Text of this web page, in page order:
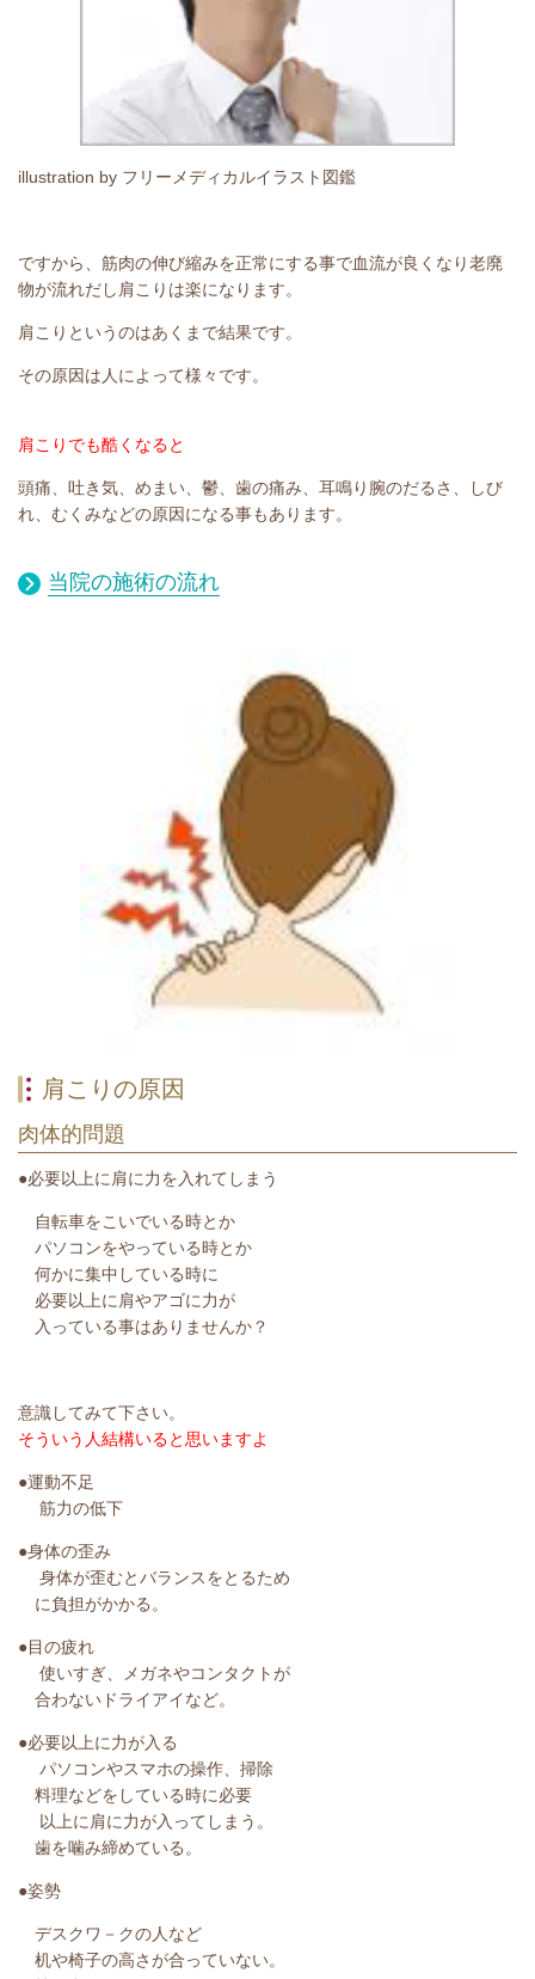
illustration by フリーメディカルイラスト図鑑
ですから、筋肉の伸び縮みを正常にする事で血流が良くなり老廃
物が流れだし肩こりは楽になります。
肩こりというのはあくまで結果です。
その原因は人によって様々です。
肩こりでも酷くなると
頭痛、吐き気、めまい、鬱、歯の痛み、耳鳴り腕のだるさ、しび
れ、むくみなどの原因になる事もあります。
当院の施術の流れ
肩こりの原因
肉体的問題
●必要以上に肩に力を入れてしまう
自転車をこいでいる時とか
パソコンをやっている時とか
何かに集中している時に
必要以上に肩やアゴに力が
入っている事はありませんか？
意識してみて下さい。
そういう人結構いると思いますよ
●運動不足
筋力の低下
●身体の歪み
身体が歪むとバランスをとるため
に負担がかかる。
●目の疲れ
使いすぎ、メガネやコンタクトが
合わないドライアイなど。
●必要以上に力が入る
パソコンやスマホの操作、掃除
料理などをしている時に必要
以上に肩に力が入ってしまう。
歯を噛み締めている。
●姿勢
デスクワ－クの人など
机や椅子の高さが合っていない。